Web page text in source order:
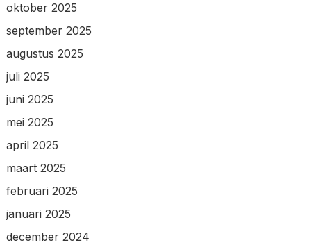
oktober 2025
september 2025
augustus 2025
juli 2025
juni 2025
mei 2025
april 2025
maart 2025
februari 2025
januari 2025
december 2024